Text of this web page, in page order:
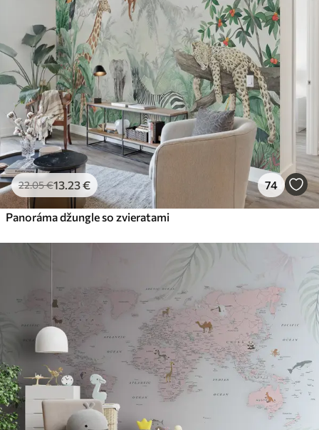
22.05€13 .23€ 74
Panoráma džungle so zvieratami